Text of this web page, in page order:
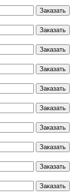
Заказать
Заказать
Заказать
Заказать
Заказать
Заказать
Заказать
Заказать
Заказать
Заказать